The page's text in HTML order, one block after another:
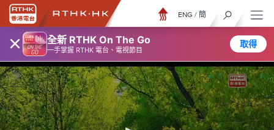
× 全新 RTHK On The Go
一手掌握 RTHK 電台、電視節目
取得
ENG / 簡